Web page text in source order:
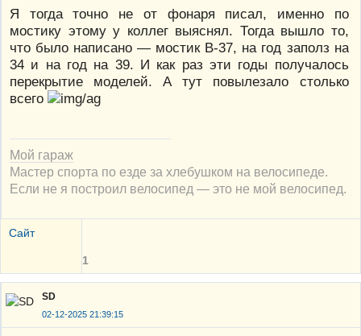
Я тогда точно не от фонаря писал, именно по
мостику этому у коллег выяснял. Тогда вышло то,
что было написано — мостик В-37, на год заполз на
34 и на год на 39. И как раз эти годы получалось
перекрытие моделей. А тут повылезало столько
всего
Мой гараж
Мастер спорта по езде за хлебушком на велосипеде.
Если не я построил велосипед — это не мой велосипед.
Сайт
1
SD
02-12-2025 21:39:15